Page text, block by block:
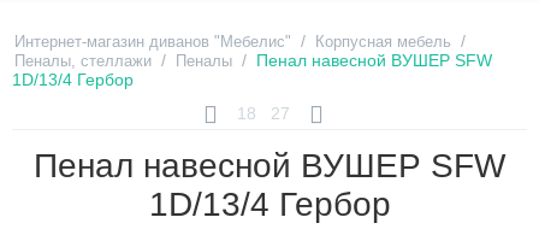
Интернет-магазин диванов "Мебелис" / Корпусная мебель /
Пеналы, стеллажи / Пеналы / Пенал навесной ВУШЕР SFW
1D/13/4 Гербор
18
27
Пенал навесной ВУШЕР SFW
1D/13/4 Гербор